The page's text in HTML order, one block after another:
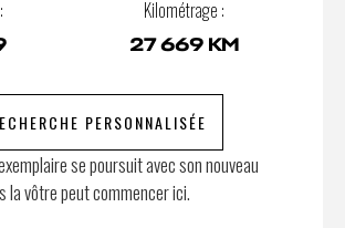
Kilométrage :
27 669 KM
PERSONNALISÉE
se poursuit avec son nouveau
la vôtre peut commencer ici.